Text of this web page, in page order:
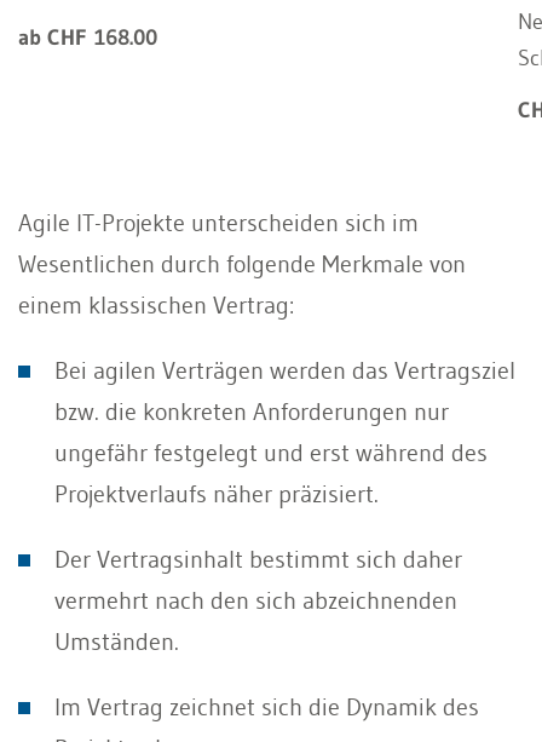
ab CHF 168.00
Agile IT-Projekte unterscheiden sich im
Wesentlichen durch folgende Merkmale von
einem klassischen Vertrag:
Bei agilen Verträgen werden das Vertragsziel
bzw. die konkreten Anforderungen nur
ungefähr festgelegt und erst während des
Projektverlaufs näher präzisiert.
Der Vertragsinhalt bestimmt sich daher
vermehrt nach den sich abzeichnenden
Umständen.
Im Vertrag zeichnet sich die Dynamik des